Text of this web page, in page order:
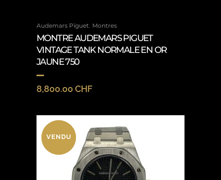
Audemars Piguet, Montres
MONTRE AUDEMARS PIGUET
VINTAGE TANK NORMALE EN OR
JAUNE 750
8,800.00 CHF
VENDU
VENDU